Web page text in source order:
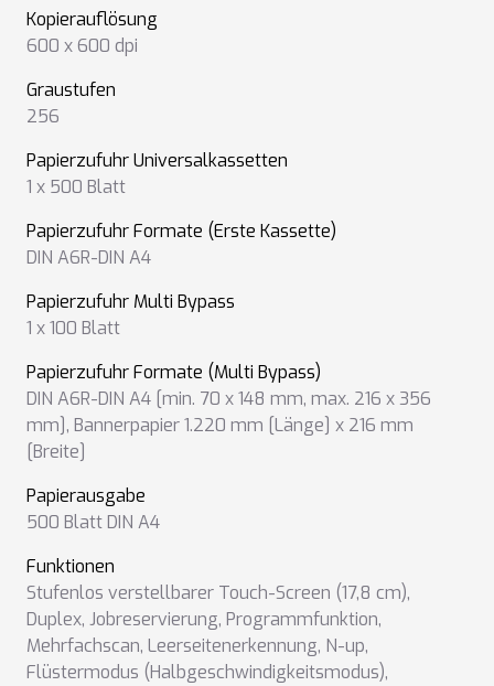
Kopierauflösung
600 x 600 dpi
Graustufen
256
Papierzufuhr Universalkassetten
1 x 500 Blatt
Papierzufuhr Formate (Erste Kassette)
DIN A6R-DIN A4
Papierzufuhr Multi Bypass
1 x 100 Blatt
Papierzufuhr Formate (Multi Bypass)
DIN A6R-DIN A4 [min. 70 x 148 mm, max. 216 x 356
mm], Bannerpapier 1.220 mm [Länge] x 216 mm
[Breite]
Papierausgabe
500 Blatt DIN A4
Funktionen
Stufenlos verstellbarer Touch-Screen (17,8 cm),
Duplex, Jobreservierung, Programmfunktion,
Mehrfachscan, Leerseitenerkennung, N-up,
Flüstermodus (Halbgeschwindigkeitsmodus),